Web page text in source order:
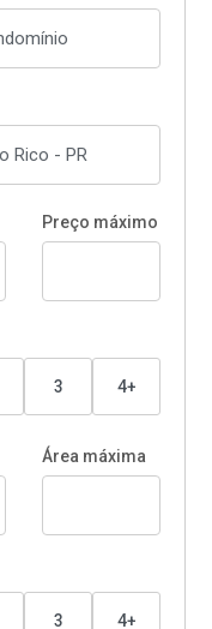
Preço máximo
3 4+
Área máxima
3 4+